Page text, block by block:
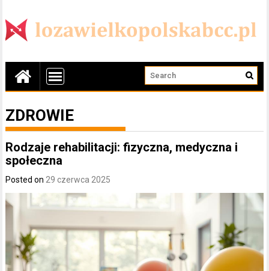
ZDROWIE
Rodzaje rehabilitacji: fizyczna, medyczna i
społeczna
Posted on 29 czerwca 2025